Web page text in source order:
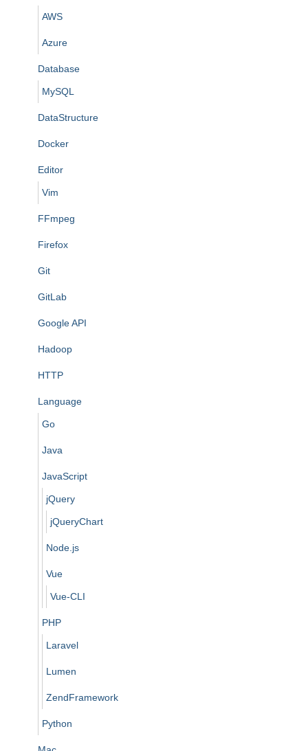
AWS
Azure
Database
MySQL
DataStructure
Docker
Editor
Vim
FFmpeg
Firefox
Git
GitLab
Google API
Hadoop
HTTP
Language
Go
Java
JavaScript
jQuery
jQueryChart
Node.js
Vue
Vue-CLI
PHP
Laravel
Lumen
ZendFramework
Python